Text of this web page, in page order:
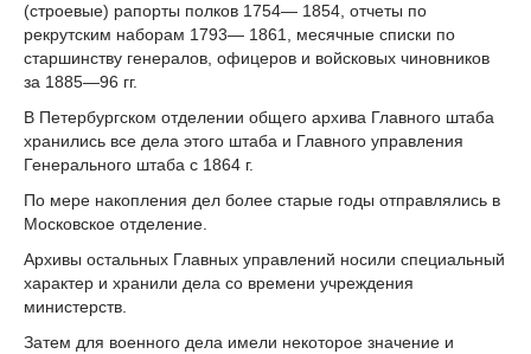
(строевые) рапорты полков 1754— 1854, отчеты по
рекрутским наборам 1793— 1861, месячные списки по
старшинству генералов, офицеров и войсковых чиновников
за 1885—96 гг.
В Петербургском отделении общего архива Главного штаба
хранились все дела этого штаба и Главного управления
Генерального штаба с 1864 г.
По мере накопления дел более старые годы отправлялись в
Московское отделение.
Архивы остальных Главных управлений носили специальный
характер и хранили дела со времени учреждения
министерств.
Затем для военного дела имели некоторое значение и